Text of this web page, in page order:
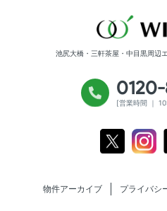
池尻大橋・三軒茶屋・中目黒周辺
[営業時間 ｜
物件アーカイブ プライバシ